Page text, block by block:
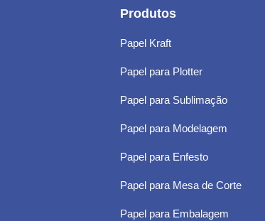
Produtos
Papel Kraft
Papel para Plotter
Papel para Sublimação
Papel para Modelagem
Papel para Enfesto
Papel para Mesa de Corte
Papel para Embalagem